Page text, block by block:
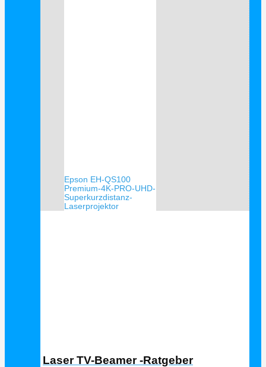
Epson EH-QS100
Premium-4K-PRO-UHD-
Superkurzdistanz-
Laserprojektor
Laser TV-Beamer -Ratgeber